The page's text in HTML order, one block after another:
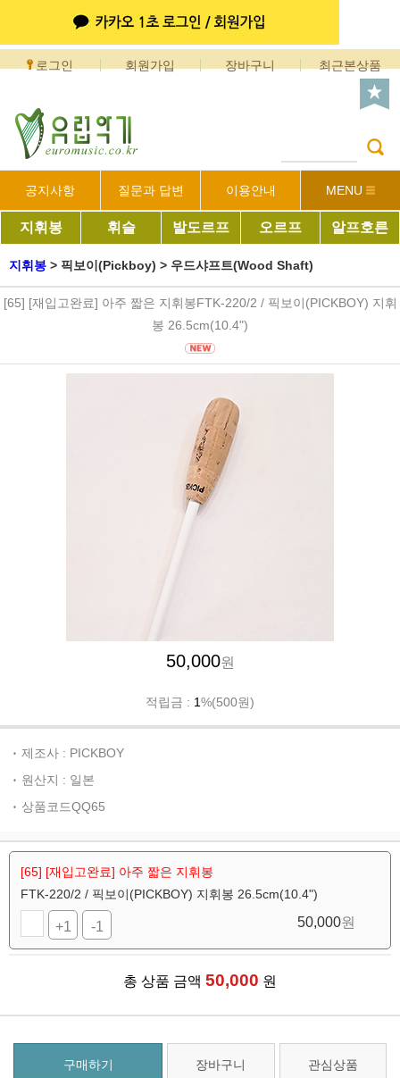
로그인 회원가입 장바구니 최근본상품
공지사항 질문과 답변 이용안내 MENU
지휘봉 휘슬 발도르프 오르프 알프호른
지휘봉 > 픽보이(Pickboy) > 우드샤프트(Wood Shaft)
[65] [재입고완료] 아주 짧은 지휘봉FTK-220/2 / 픽보이(PICKBOY) 지휘
봉 26.5cm(10.4")
50,000원
적립금 : 1%(500원)
제조사 : PICKBOY
원산지 : 일본
상품코드QQ65
[65] [재입고완료] 아주 짧은 지휘봉
FTK-220/2 / 픽보이(PICKBOY) 지휘봉 26.5cm(10.4")
+1 -1 50,000원
총 상품 금액 50,000 원
구매하기 장바구니 관심상품